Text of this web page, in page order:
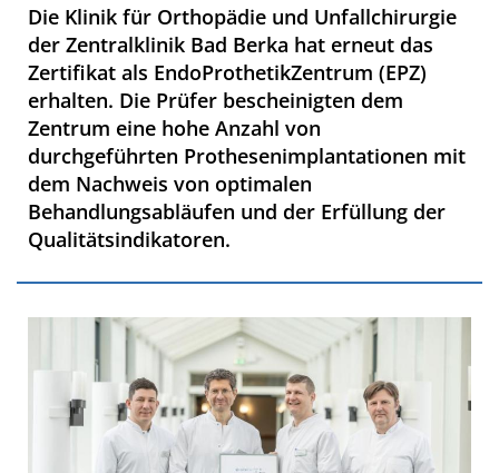
Die Klinik für Orthopädie und Unfallchirurgie
der Zentralklinik Bad Berka hat erneut das
Zertifikat als EndoProthetikZentrum (EPZ)
erhalten. Die Prüfer bescheinigten dem
Zentrum eine hohe Anzahl von
durchgeführten Prothesenimplantationen mit
dem Nachweis von optimalen
Behandlungsabläufen und der Erfüllung der
Qualitätsindikatoren.